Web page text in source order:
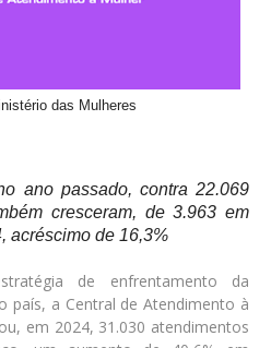
das Mulheres
ano passado, contra 22.069
cresceram, de 3.963 em
acréscimo de 16,3%
de enfrentamento da
país, a Central de Atendimento à
em 2024, 31.030 atendimentos